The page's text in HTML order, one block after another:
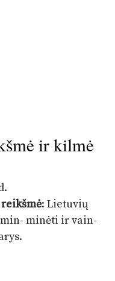
ir kilmė
: Lietuvių
minėti ir vain-